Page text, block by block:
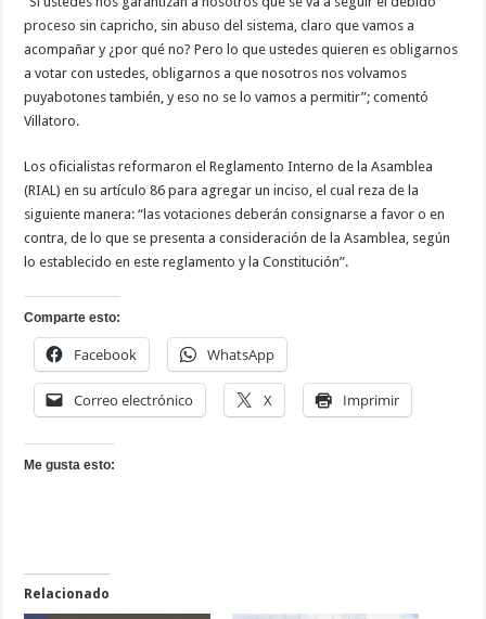
proceso sin capricho, sin abuso del sistema, claro que vamos a
acompañar y ¿por qué no? Pero lo que ustedes quieren es obligarnos
a votar con ustedes, obligarnos a que nosotros nos volvamos
puyabotones también, y eso no se lo vamos a permitir”; comentó
Villatoro.
Los oficialistas reformaron el Reglamento Interno de la Asamblea
(RIAL) en su artículo 86 para agregar un inciso, el cual reza de la
siguiente manera: “las votaciones deberán consignarse a favor o en
contra, de lo que se presenta a consideración de la Asamblea, según
lo establecido en este reglamento y la Constitución”.
Comparte esto:
Facebook WhatsApp
Correo electrónico X Imprimir
Me gusta esto:
Relacionado